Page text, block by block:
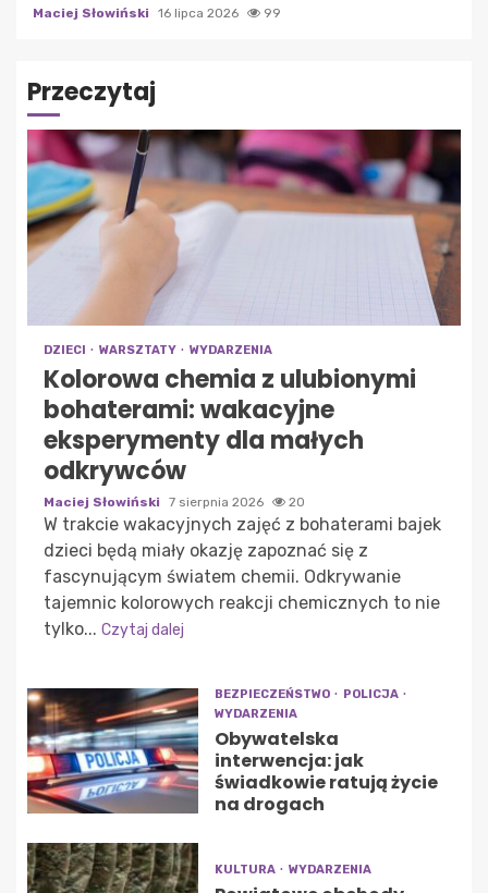
Maciej Słowiński 16 lipca 2026 99
Przeczytaj
DZIECI WARSZTATY WYDARZENIA
Kolorowa chemia z ulubionymi
bohaterami: wakacyjne
eksperymenty dla małych
odkrywców
Maciej Słowiński 7 sierpnia 2026 20
W trakcie wakacyjnych zajęć z bohaterami bajek
dzieci będą miały okazję zapoznać się z
fascynującym światem chemii. Odkrywanie
tajemnic kolorowych reakcji chemicznych to nie
tylko... Czytaj dalej
BEZPIECZEŃSTWO
POLICJA
WYDARZENIA
Obywatelska
interwencja: jak
świadkowie ratują życie
na drogach
KULTURA WYDARZENIA